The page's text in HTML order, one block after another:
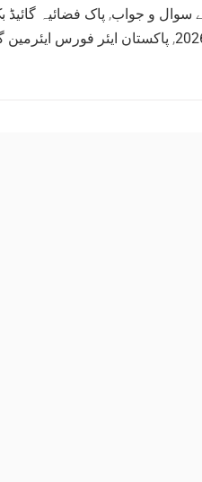
سوال و جواب, پاک فضائیہ گائیڈ
, پاکستان ایئر فورس ایئرمین